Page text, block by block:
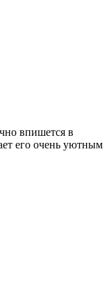
впишется в
его очень уютным